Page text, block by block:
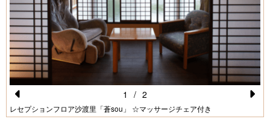
Pr
レセプションフロア沙渡里「蒼sou」 ☆マッサージチェア付き
1 / 2